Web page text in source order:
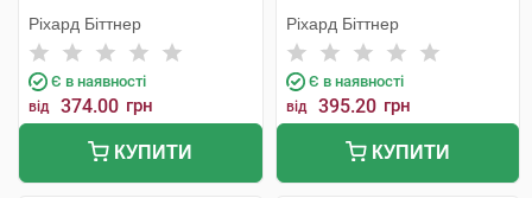
Ріхард Біттнер
Є в наявності
від 374.00 грн
КУПИТИ
Ріхард Біттнер
Є в наявності
від 395.20 грн
КУПИТИ